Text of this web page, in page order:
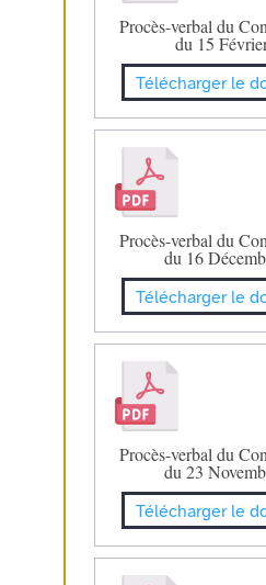
Procès-verbal du
du 15
Télécharger le
Procès-verbal du
du 16
Télécharger le
Procès-verbal du
du 23
Télécharger le